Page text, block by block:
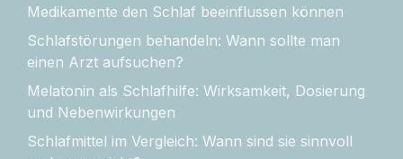
Medikamente den Schlaf beeinflussen können
Schlafstörungen behandeln: Wann sollte man
einen Arzt aufsuchen?
Melatonin als Schlafhilfe: Wirksamkeit, Dosierung
und Nebenwirkungen
Schlafmittel im Vergleich: Wann sind sie sinnvoll